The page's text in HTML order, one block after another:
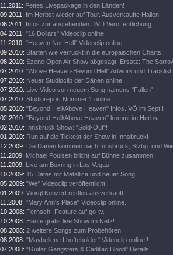
Fettes Livepackage in den Länden!
Im Herbst wieder auf Tour. Ausverkaufte Hallen.
Infos zur anstehenden DVD Veröffentlichung
"16 Dollars" Videoclip online.
"Heaven Nor Hell" Videoclip online.
Starten wie verrückt in die europäischen Charts.
Szene Open Air Show abgesagt. Ersatz: The
"Above Heaven-Beyond Hell" Artwork und Tracklist.
Neuer Studioclip der Dänen online.
Live Video von neuem Song namens "Fallen".
Studioreport Nummer 1 online.
"Beyond Hell/Above Heaven" Infos. VÖ im Sept.!
"Beyond Hell/Above Heaven" kommt im Herbst!
Innsbruck Show: "Sold-Out"!
Run auf die Tickest der Show in Innsbruck!
Die Dänen kommen nach Innsbruck, Slzbg. und
Michael Poulsen bricht auf Bühne zusammen.
Live am Boxring in Las Vegas!
15 Dates mit Metallica und neuer Song!
"We" Videoclip veröffentlicht.
Wörgl Konzert restlos ausverkauft!
"Mary Ann's Place" Videoclip online.
Fernseh- Feature auf go-tv.
Heute gratis live Show im Netz!
2 weitere Songs zum Probehören
"Maybellene I hofteholder" Videoclip online!!
"Guitar Gangsters & Cadillac Blood" Details.